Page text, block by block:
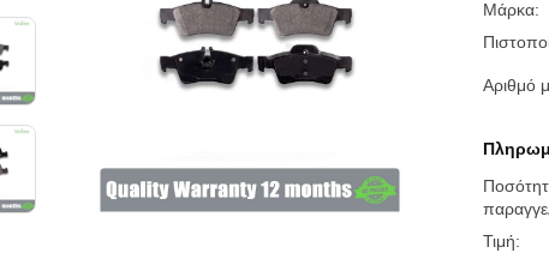
Μάρκα:
Αριθμό
Τιμή: